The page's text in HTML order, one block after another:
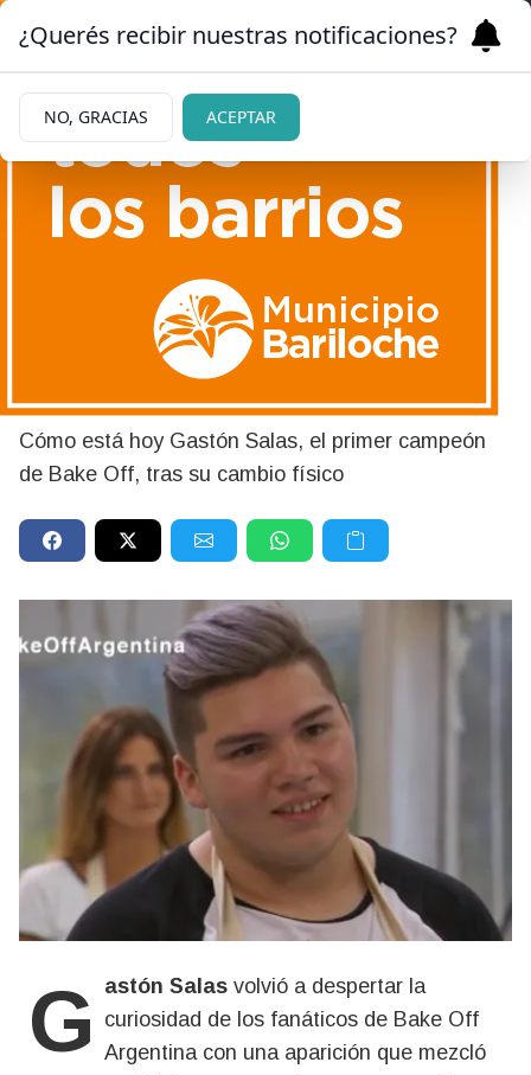
El impactante cambio físico
de Gastón Salas, el primer
ganador de Bake Off
Cómo está hoy Gastón Salas, el primer campeón
de Bake Off, tras su cambio físico
Gastón Salas volvió a despertar la
curiosidad de los fanáticos de Bake Off
Argentina con una aparición que mezcló
¿Querés recibir nuestras notificaciones?
NO, GRACIAS ACEPTAR